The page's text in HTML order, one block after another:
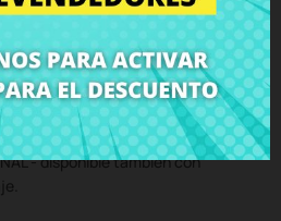
Packard Bell EasyNote
al mejor precio en CRParts -
- disponible también con